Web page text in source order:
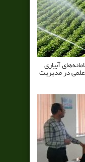
آبیاری
در مدیریت